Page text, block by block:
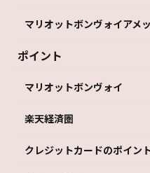
マリオットボンヴォイアメ
ポイント
マリオットボンヴォイ
楽天経済圏
クレジットカードのポイン